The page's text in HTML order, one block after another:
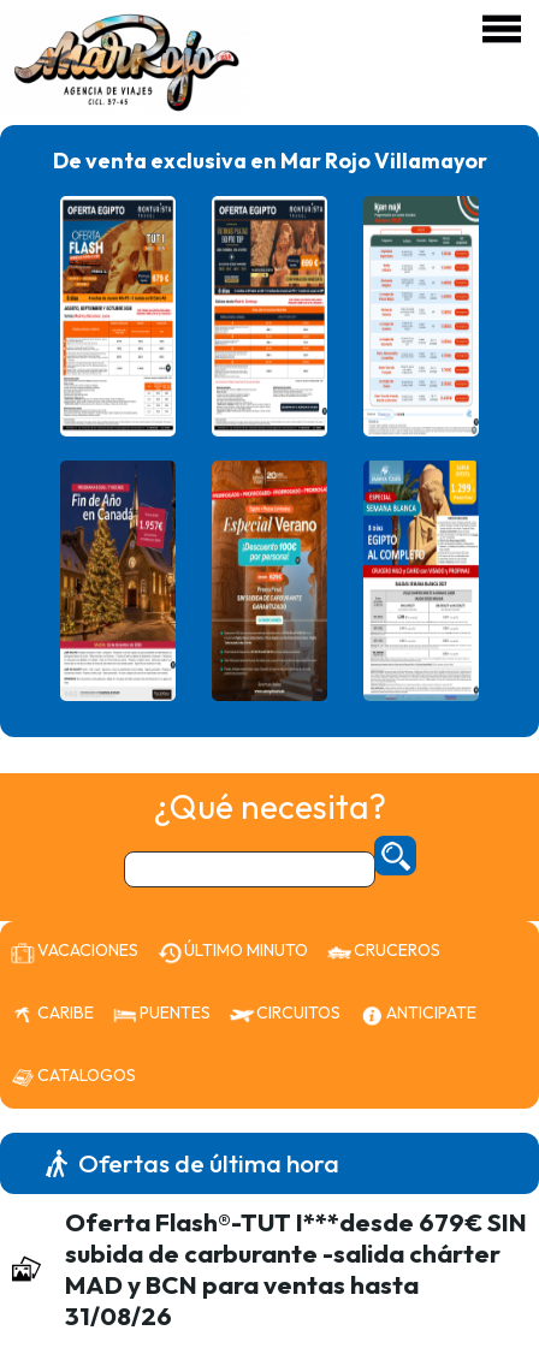
De venta exclusiva en Mar Rojo Villamayor
¿Qué necesita?
VACACIONES ÚLTIMO MINUTO CRUCEROS
CARIBE PUENTES CIRCUITOS ANTICIPATE
CATALOGOS
Ofertas de última hora
Oferta Flash®-TUT I***desde 679€ SIN
subida de carburante -salida chárter
MAD y BCN para ventas hasta
31/08/26